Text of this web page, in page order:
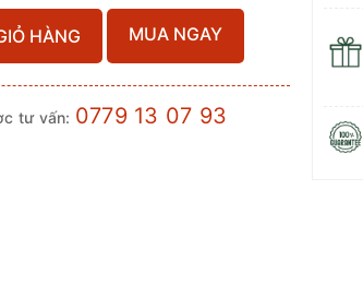
HÀNG MUA NGAY
tư vấn: 0779 13 07 93